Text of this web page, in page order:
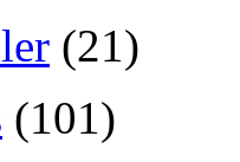
(21)
(101)